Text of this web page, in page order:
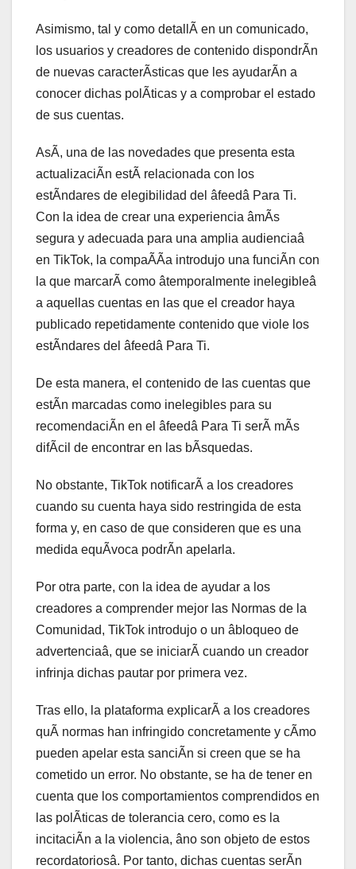
Asimismo, tal y como detallÃ en un comunicado,
los usuarios y creadores de contenido dispondrÃn
de nuevas caracterÃsticas que les ayudarÃn a
conocer dichas polÃticas y a comprobar el estado
de sus cuentas.
AsÃ, una de las novedades que presenta esta
actualizaciÃn estÃ relacionada con los
estÃndares de elegibilidad del âfeedâ Para Ti.
Con la idea de crear una experiencia âmÃs
segura y adecuada para una amplia audienciaâ
en TikTok, la compaÃÃa introdujo una funciÃn con
la que marcarÃ como âtemporalmente inelegibleâ
a aquellas cuentas en las que el creador haya
publicado repetidamente contenido que viole los
estÃndares del âfeedâ Para Ti.
De esta manera, el contenido de las cuentas que
estÃn marcadas como inelegibles para su
recomendaciÃn en el âfeedâ Para Ti serÃ mÃs
difÃcil de encontrar en las bÃsquedas.
No obstante, TikTok notificarÃ a los creadores
cuando su cuenta haya sido restringida de esta
forma y, en caso de que consideren que es una
medida equÃvoca podrÃn apelarla.
Por otra parte, con la idea de ayudar a los
creadores a comprender mejor las Normas de la
Comunidad, TikTok introdujo o un âbloqueo de
advertenciaâ, que se iniciarÃ cuando un creador
infrinja dichas pautar por primera vez.
Tras ello, la plataforma explicarÃ a los creadores
quÃ normas han infringido concretamente y cÃmo
pueden apelar esta sanciÃn si creen que se ha
cometido un error. No obstante, se ha de tener en
cuenta que los comportamientos comprendidos en
las polÃticas de tolerancia cero, como es la
incitaciÃn a la violencia, âno son objeto de estos
recordatoriosâ. Por tanto, dichas cuentas serÃn